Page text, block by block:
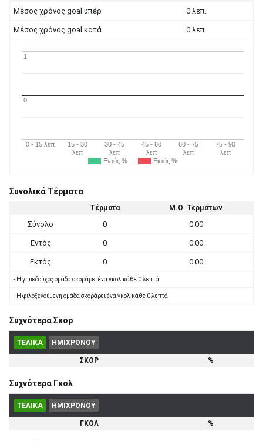
Μέσος χρόνος goal υπέρ 0 λεπ.
Μέσος χρόνος goal κατά 0 λεπ.
Εντός % Εκτός %
0 - 15 λεπ
15 - 30
λεπ
30 - 45
λεπ
45 - 60
λεπ
60 - 75
λεπ
75 - 90
λεπ
0
1
Συνολικά Τέρματα
Τέρματα Μ.Ο. Τερμάτων
Σύνολο 0 0.00
Εντός 0 0.00
Εκτός 0 0.00
- Η γηπεδούχος ομάδα σκοράρει ένα γκολ κάθε 0 λεπτά
- Η φιλοξενούμενη ομάδα σκοράρει ένα γκολ κάθε 0 λεπτά
Συχνότερα Σκορ
ΤΕΛΙΚΑ ΗΜΙΧΡΟΝΟΥ
ΣΚΟΡ %
Συχνότερα Γκολ
ΤΕΛΙΚΑ ΗΜΙΧΡΟΝΟΥ
ΓΚΟΛ %